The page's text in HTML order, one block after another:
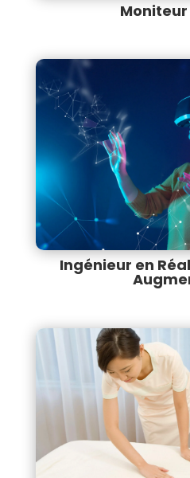
Moniteur
Ingénieur en